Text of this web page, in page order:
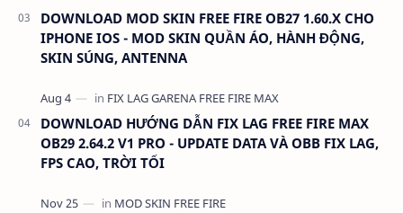
DOWNLOAD MOD SKIN FREE FIRE OB27 1.60.X CHO
IPHONE IOS - MOD SKIN QUẦN ÁO, HÀNH ĐỘNG,
SKIN SÚNG, ANTENNA
DOWNLOAD HƯỚNG DẪN FIX LAG FREE FIRE MAX
OB29 2.64.2 V1 PRO - UPDATE DATA VÀ OBB FIX LAG,
FPS CAO, TRỜI TỐI